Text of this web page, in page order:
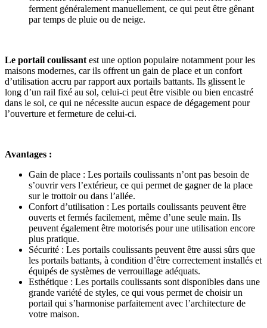
ferment généralement manuellement, ce qui peut être gênant
par temps de pluie ou de neige.
Le portail coulissant est une option populaire notamment pour les
maisons modernes, car ils offrent un gain de place et un confort
d’utilisation accru par rapport aux portails battants. Ils glissent le
long d’un rail fixé au sol, celui-ci peut être visible ou bien encastré
dans le sol, ce qui ne nécessite aucun espace de dégagement pour
l’ouverture et fermeture de celui-ci.
Avantages :
Gain de place : Les portails coulissants n’ont pas besoin de
s’ouvrir vers l’extérieur, ce qui permet de gagner de la place
sur le trottoir ou dans l’allée.
Confort d’utilisation : Les portails coulissants peuvent être
ouverts et fermés facilement, même d’une seule main. Ils
peuvent également être motorisés pour une utilisation encore
plus pratique.
Sécurité : Les portails coulissants peuvent être aussi sûrs que
les portails battants, à condition d’être correctement installés et
équipés de systèmes de verrouillage adéquats.
Esthétique : Les portails coulissants sont disponibles dans une
grande variété de styles, ce qui vous permet de choisir un
portail qui s’harmonise parfaitement avec l’architecture de
votre maison.